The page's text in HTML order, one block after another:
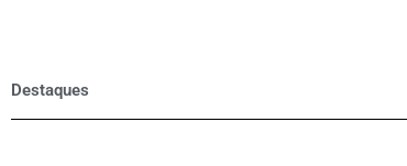
Destaques